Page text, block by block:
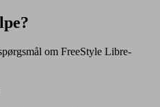
om FreeStyle Libre-